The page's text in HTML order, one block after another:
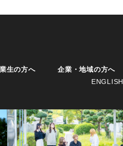
生の方へ
企業・地域の方へ
ENGLISH